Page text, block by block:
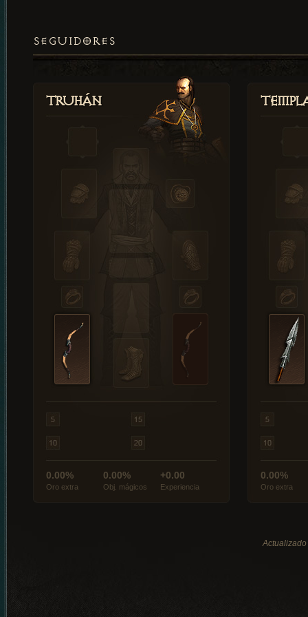
SEGUIDORES
Truhán
0.00%
Oro extra
0.00%
Obj. mágicos
+0.00
Experiencia
0.00%
Oro extra